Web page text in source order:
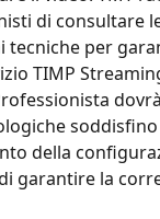
di consultare
tecniche per
TIMP
della
garantire la